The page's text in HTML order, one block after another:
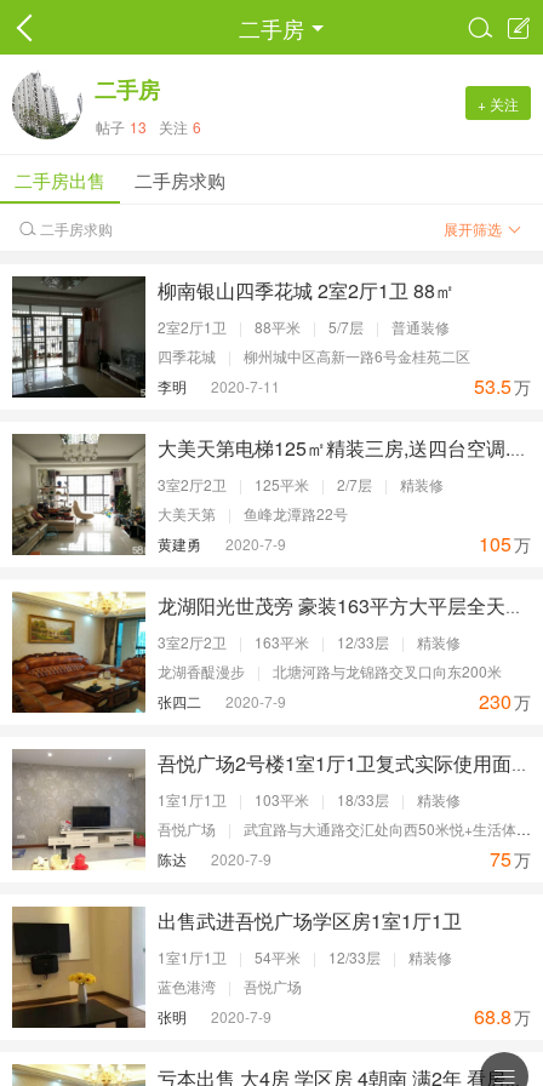
二手房 

二手房
帖子 13 关注 6
+ 关注
二手房出售 二手房求购
 二手房求购 展开筛选
柳南银山四季花城 2室2厅1卫 88㎡
2室2厅1卫 | 88平米 | 5/7层 |
普通装修
四季花城
|
柳州城中区高新一路6号金桂苑二区
李明
2020-7-11 53.5万
大美天第电梯125㎡精装三房,送四台空调.双阳台
3室2厅2卫
| 125平米 | 2/7层 |
精装修
大美天第
|
鱼峰龙潭路22号
黄建勇
2020-7-9 105万
龙湖阳光世茂旁 豪装163平方大平层全天采光
3室2厅2卫
| 163平米 | 12/33层 |
精装修
龙湖香醍漫步
|
北塘河路与龙锦路交叉口向东200米
张四二
2020-7-9 230万
吾悦广场2号楼1室1厅1卫复式实际使用面积103平
1室1厅1卫
| 103平米 | 18/33层 |
精装修
吾悦广场
|
武宜路与大通路交汇处向西50米悦+生活体验馆
陈达
2020-7-9 75万
出售武进吾悦广场学区房1室1厅1卫
1室1厅1卫 | 54平米 | 12/33层 |
精装修
蓝色港湾
|
吾悦广场
张明
2020-7-9 68.8万
亏本出售 大4房 学区房 4朝南 满2年 看房方便
